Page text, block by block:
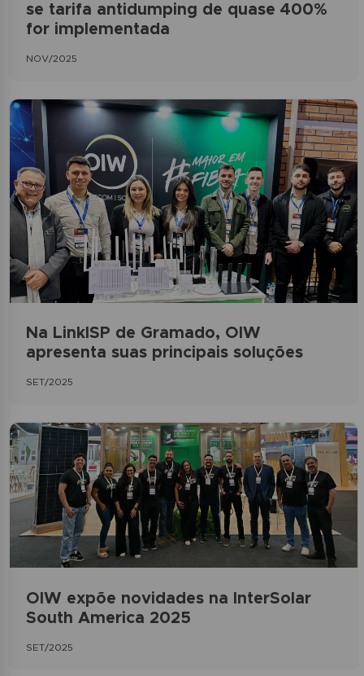
se tarifa antidumping de quase 400%
for implementada
NOV/2025
Na LinkISP de Gramado, OIW
apresenta suas principais soluções
SET/2025
OIW expõe novidades na InterSolar
South America 2025
SET/2025